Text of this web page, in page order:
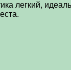
легкий,